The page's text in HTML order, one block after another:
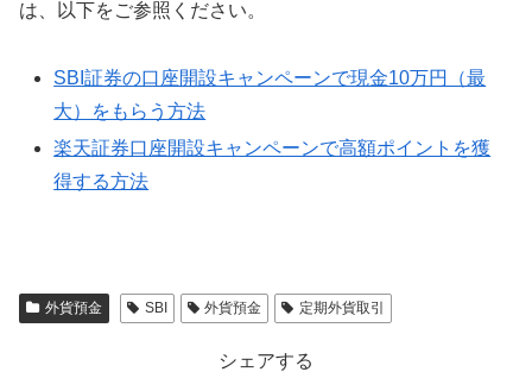
は、以下をご参照ください。
SBI証券の口座開設キャンペーンで現金10万円（最
大）をもらう方法
楽天証券口座開設キャンペーンで高額ポイントを獲
得する方法
外貨預金 SBI 外貨預金 定期外貨取引
シェアする